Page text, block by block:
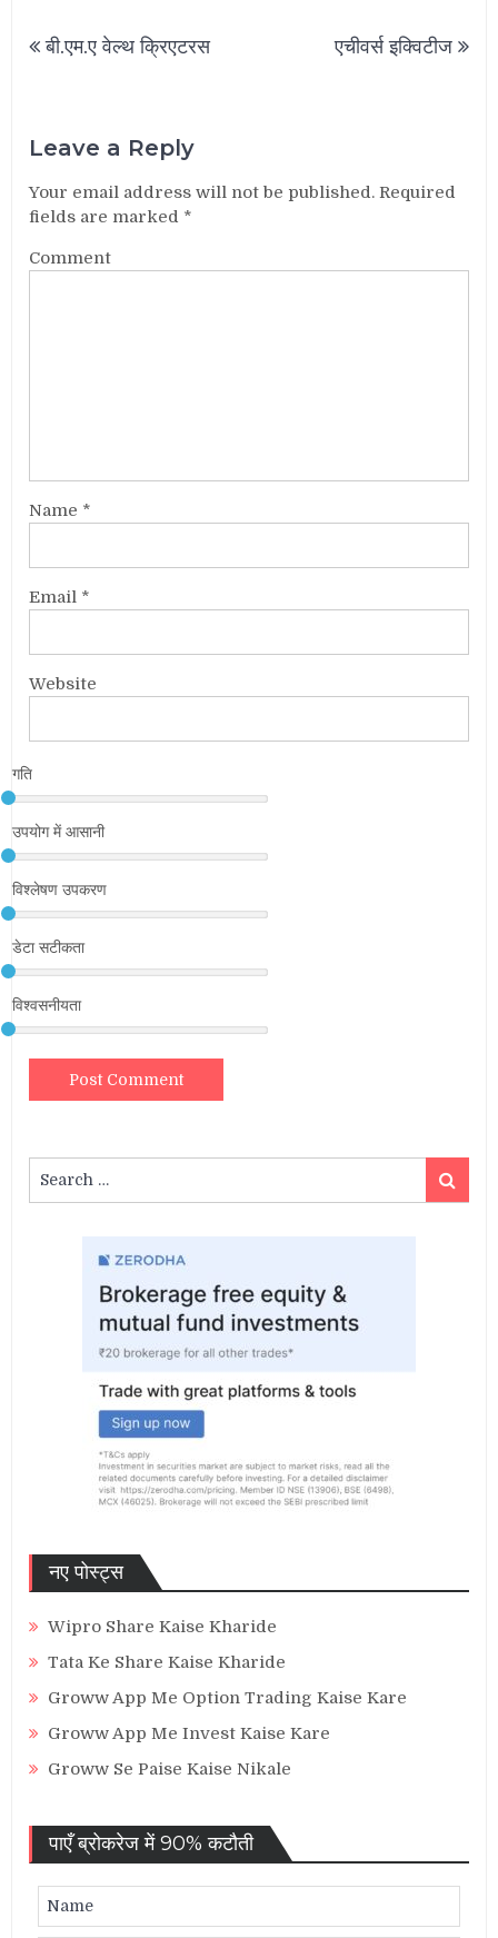
Post
navigation
बी.एम.ए वेल्थ क्रिएटरस एचीवर्स इक्विटीज
Leave a Reply
Your email address will not be published. Required
fields are marked *
Comment
Name *
Email *
Website
गति
उपयोग में आसानी
विश्लेषण उपकरण
डेटा सटीकता
विश्वसनीयता
Search
for:
Search
नए पोस्ट्स
Wipro Share Kaise Kharide
Tata Ke Share Kaise Kharide
Groww App Me Option Trading Kaise Kare
Groww App Me Invest Kaise Kare
Groww Se Paise Kaise Nikale
पाएँ ब्रोकरेज में 90% कटौती